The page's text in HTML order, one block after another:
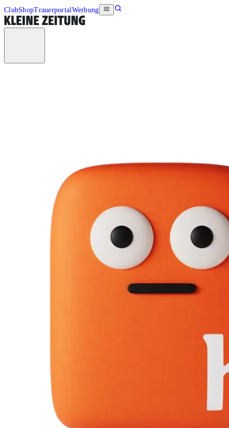
ClubShopTrauerportalWerbung